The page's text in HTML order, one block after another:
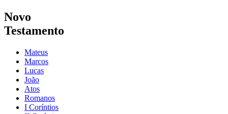
Novo
Testamento
Mateus
Marcos
Lucas
João
Atos
Romanos
I Coríntios